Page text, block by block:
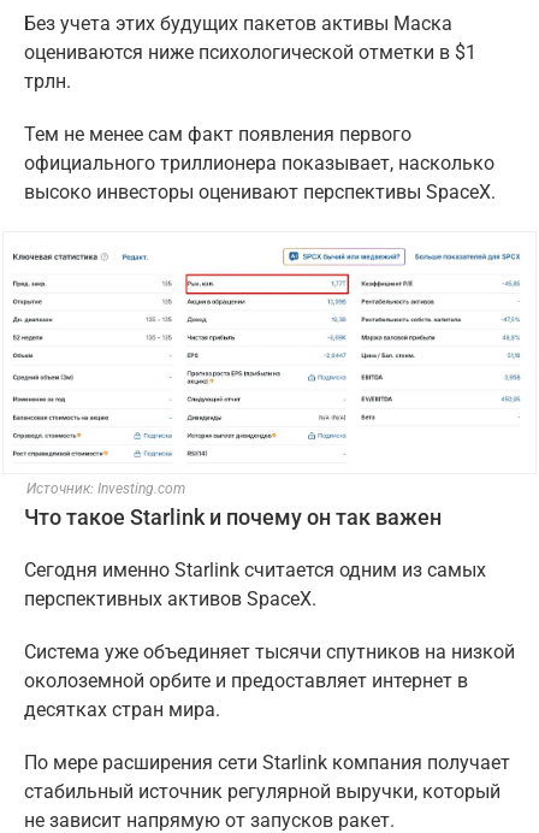
Без учета этих будущих пакетов активы Маска
оцениваются ниже психологической отметки в $1
трлн.
Тем не менее сам факт появления первого
официального триллионера показывает, насколько
высоко инвесторы оценивают перспективы SpaceX.
Источник: Investing.com
Что такое Starlink и почему он так важен
Сегодня именно Starlink считается одним из самых
перспективных активов SpaceX.
Система уже объединяет тысячи спутников на низкой
околоземной орбите и предоставляет интернет в
десятках стран мира.
По мере расширения сети Starlink компания получает
стабильный источник регулярной выручки, который
не зависит напрямую от запусков ракет.